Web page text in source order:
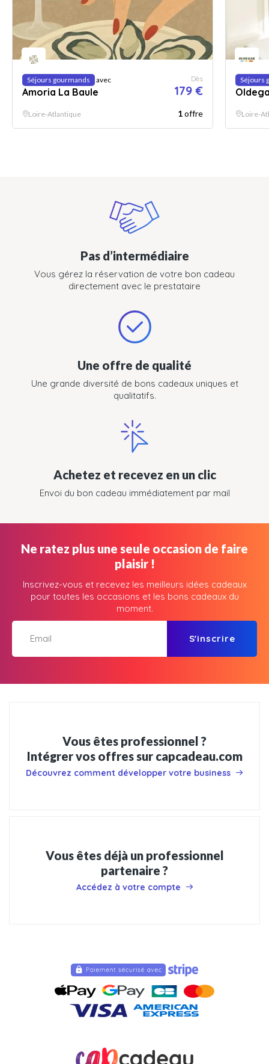
Séjours gourmands avec
Amoria La Baule
Dès
179 €
Loire-Atlantique 1offre
Séjours
Loire-
Pas d’intermédiaire
Vous gérez la réservation de votre bon cadeau
directement avec le prestataire
Une offre de qualité
Une grande diversité de bons cadeaux uniques et
qualitatifs.
Achetez et recevez en un clic
Envoi du bon cadeau immédiatement par mail
Ne ratez plus une seule occasion de faire
plaisir !
Inscrivez-vous et recevez les meilleurs idées cadeaux
pour toutes les occasions et les bons cadeaux du
moment.
S'inscrire
Vous êtes professionnel ?
Intégrer vos offres sur capcadeau.com
Découvrez comment développer votre business
Vous êtes déjà un professionnel
partenaire ?
Accédez à votre compte